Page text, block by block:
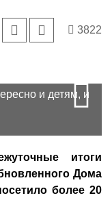
3822
и детям, и
деятельность.
итоги
Дома
более 20